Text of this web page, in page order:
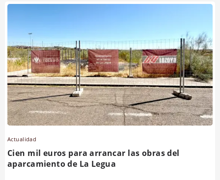
Actualidad
Cien mil euros para arrancar las obras del
aparcamiento de La Legua